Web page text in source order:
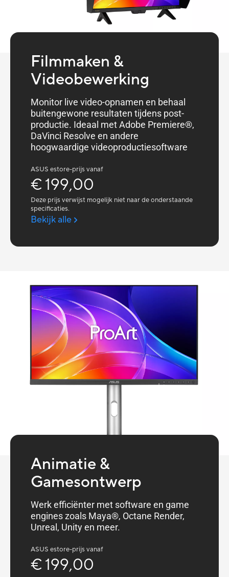
Filmmaken &
Videobewerking
Monitor live video-opnamen en behaal
buitengewone resultaten tijdens post-
productie. Ideaal met Adobe Premiere®,
DaVinci Resolve en andere
hoogwaardige videoproductiesoftware
ASUS estore-prijs vanaf
€ 199,00
Deze prijs verwijst mogelijk niet naar de onderstaande
specificaties.
Bekijk alle
Animatie &
Gamesontwerp
Werk efficiënter met software en game
engines zoals Maya®, Octane Render,
Unreal, Unity en meer.
ASUS estore-prijs vanaf
€ 199,00